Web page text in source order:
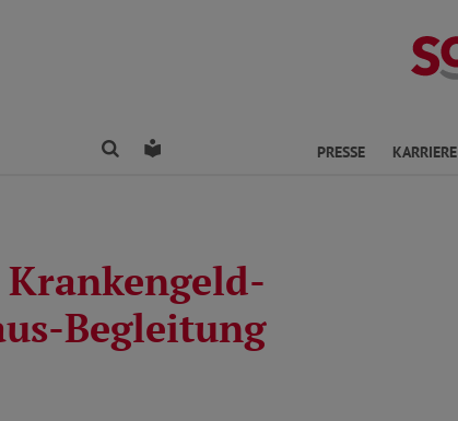
FindenLeichte Sprache PRESSE KARRIERE
Begleitung